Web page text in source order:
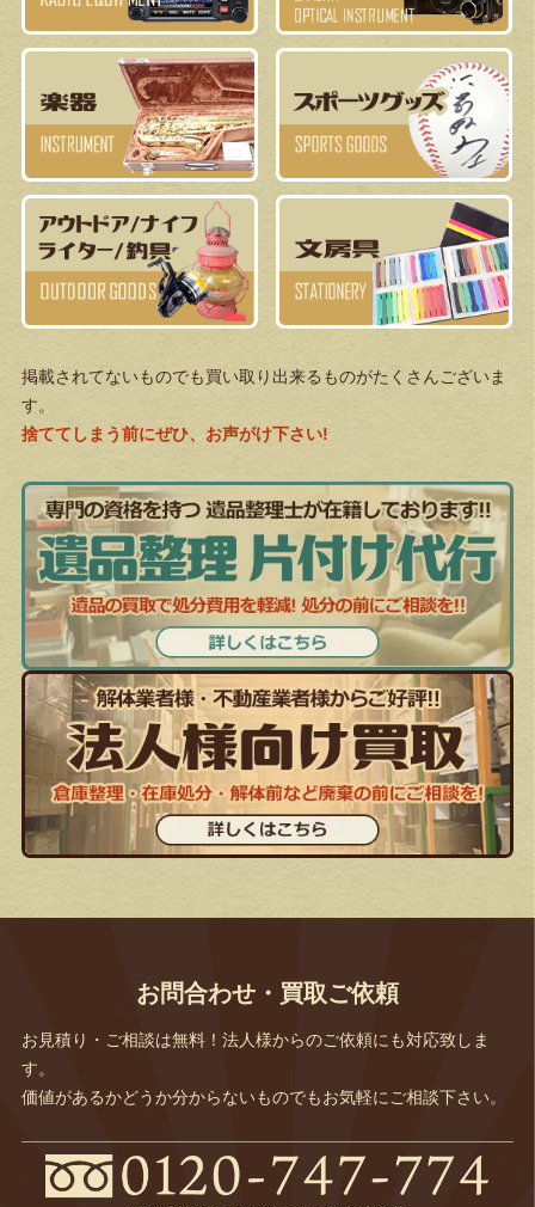
掲載されてないものでも買い取り出来るものがたくさんございま
す。
捨ててしまう前にぜひ、お声がけ下さい!
お問合わせ・買取ご依頼
お見積り・ご相談は無料！法人様からのご依頼にも対応致しま
す。
価値があるかどうか分からないものでもお気軽にご相談下さい。